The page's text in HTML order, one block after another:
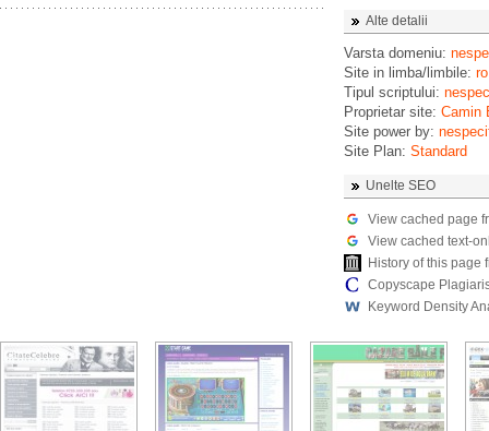
Alte detalii
Varsta domeniu:
Site in limba/limbile: ro
Tipul scriptului:
Proprietar site: Camin
Site power by:
Site Plan: Standard
Unelte SEO
View cached page
View cached text-
History of this page
Copyscape
Keyword Density